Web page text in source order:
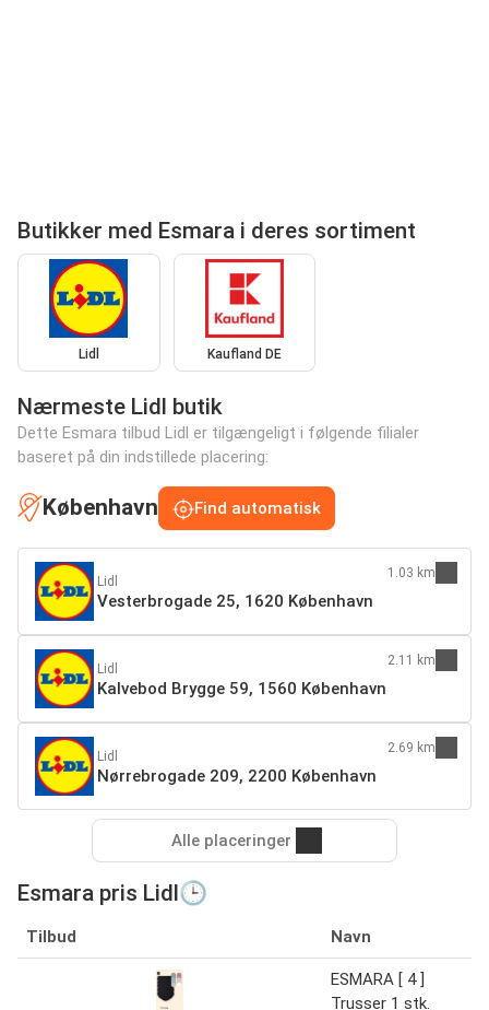
Butikker med Esmara i deres sortiment
Lidl Kaufland DE
Nærmeste Lidl butik
Dette Esmara tilbud Lidl er tilgængeligt i følgende filialer
baseret på din indstillede placering:
København Find automatisk
Lidl
Vesterbrogade 25, 1620 København
1.03 km
Lidl
Kalvebod Brygge 59, 1560 København
2.11 km
Lidl
Nørrebrogade 209, 2200 København
2.69 km
Alle placeringer
Esmara pris Lidl🕒
Tilbud Navn
ESMARA [ 4 ]
Trusser 1 stk.